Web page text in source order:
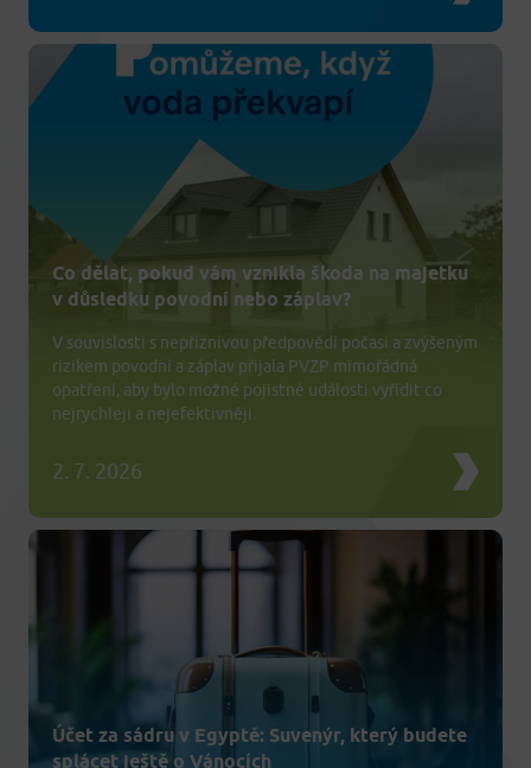
Co dělat, pokud vám vznikla škoda na majetku
v důsledku povodní nebo záplav?
V souvislosti s nepříznivou předpovědí počasí a zvýšeným
rizikem povodní a záplav přijala PVZP mimořádná
opatření, aby bylo možné pojistné události vyřídit co
nejrychleji a nejefektivněji.
2. 7. 2026
Účet za sádru v Egyptě: Suvenýr, který budete
splácet ještě o Vánocích